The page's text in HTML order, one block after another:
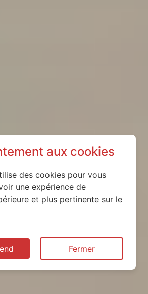
aux cookies
des cookies pour vous
une expérience de
et plus pertinente sur le
Fermer